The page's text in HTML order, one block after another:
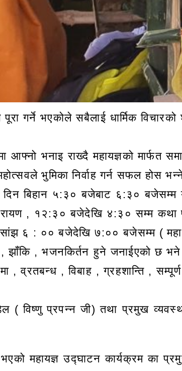
गर्ने भएकोले सबैलाई धार्मिक
भनाइ राख्दै महायज्ञको मार्फत
भुमिका निर्वाह गर्न सफल होस
दिन बिहान ५:३० बजेबाट ६:३०
, १२:३० बजेदेखि ४:३० सम्म कथा
६ : ०० बजेदेखि ७:०० बजेसम्म (
, भजनकिर्तन हुने जनाईएको छ भने
, व्रतबन्ध , विबाह , ग्रहशान्ति ,
( विष्णु प्रपन्न जी) तथा प्रमुख
महायज्ञ उद्घाटन कार्यक्रम का